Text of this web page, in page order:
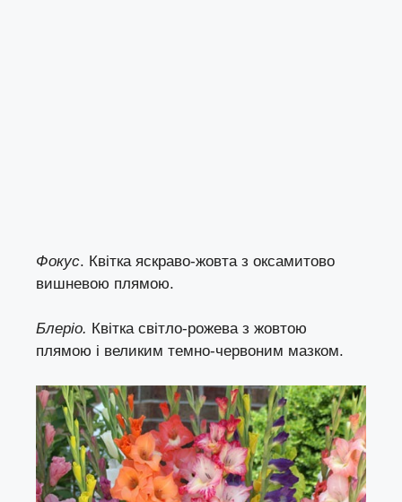
Фокус. Квітка яскраво-жовта з оксамитово
вишневою плямою.
Блеріо. Квітка світло-рожева з жовтою
плямою і великим темно-червоним мазком.